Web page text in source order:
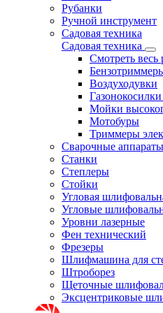
Рубанки
Ручной инструмент
Садовая техника
Садовая техника
Смотреть весь
Воздуходувки
Мойки
Мотобуры
Триммеры
Сварочные
Станки
Степлеры
Стойки
Угловая
Угловые
Уровни лазерные
Фен технический
Фрезеры
Шлифмашина для
Штроборез
Щеточные
Эксцентриковые